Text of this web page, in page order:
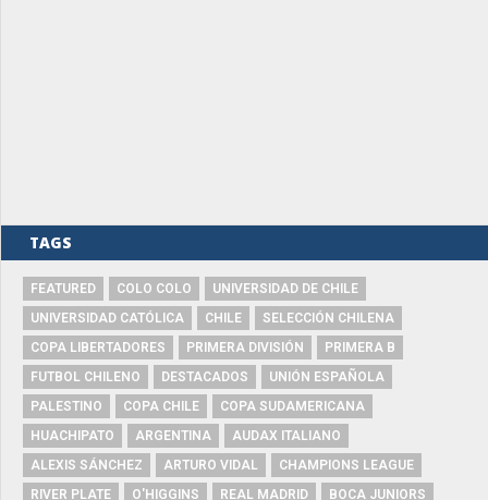
TAGS
FEATURED COLO COLO
UNIVERSIDAD DE CHILE
UNIVERSIDAD CATÓLICA
CHILE
SELECCIÓN CHILENA
COPA LIBERTADORES
PRIMERA DIVISIÓN
PRIMERA B
FUTBOL CHILENO
DESTACADOS
UNIÓN ESPAÑOLA
PALESTINO
COPA CHILE
COPA SUDAMERICANA
HUACHIPATO
ARGENTINA
AUDAX ITALIANO
ALEXIS SÁNCHEZ
ARTURO VIDAL
CHAMPIONS LEAGUE
RIVER PLATE
O'HIGGINS REAL MADRID
BOCA JUNIORS